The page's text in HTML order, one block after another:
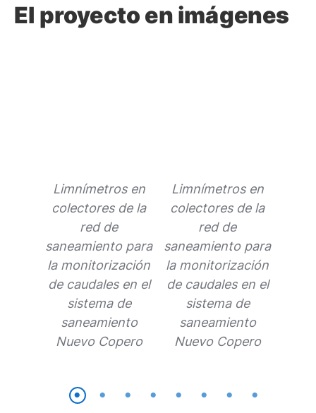
El proyecto en imágenes
Limnímetros en
colectores de la
red de
saneamiento para
la monitorización
de caudales en el
sistema de
saneamiento
Nuevo Copero
Limnímetros en
colectores de la
red de
saneamiento para
la monitorización
de caudales en el
sistema de
saneamiento
Nuevo Copero